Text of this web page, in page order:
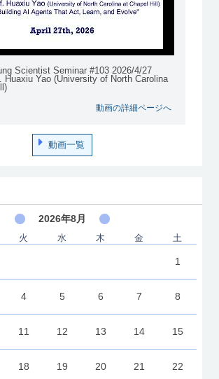
Scientist Seminar #103 2026/4/27
Huaxiu Yao (University of North Carolina
動画の詳細ページへ
動画一覧
2026年8月
火 水 木 金 土
1
4 5 6 7 8
11 12 13 14 15
18 19 20 21 22